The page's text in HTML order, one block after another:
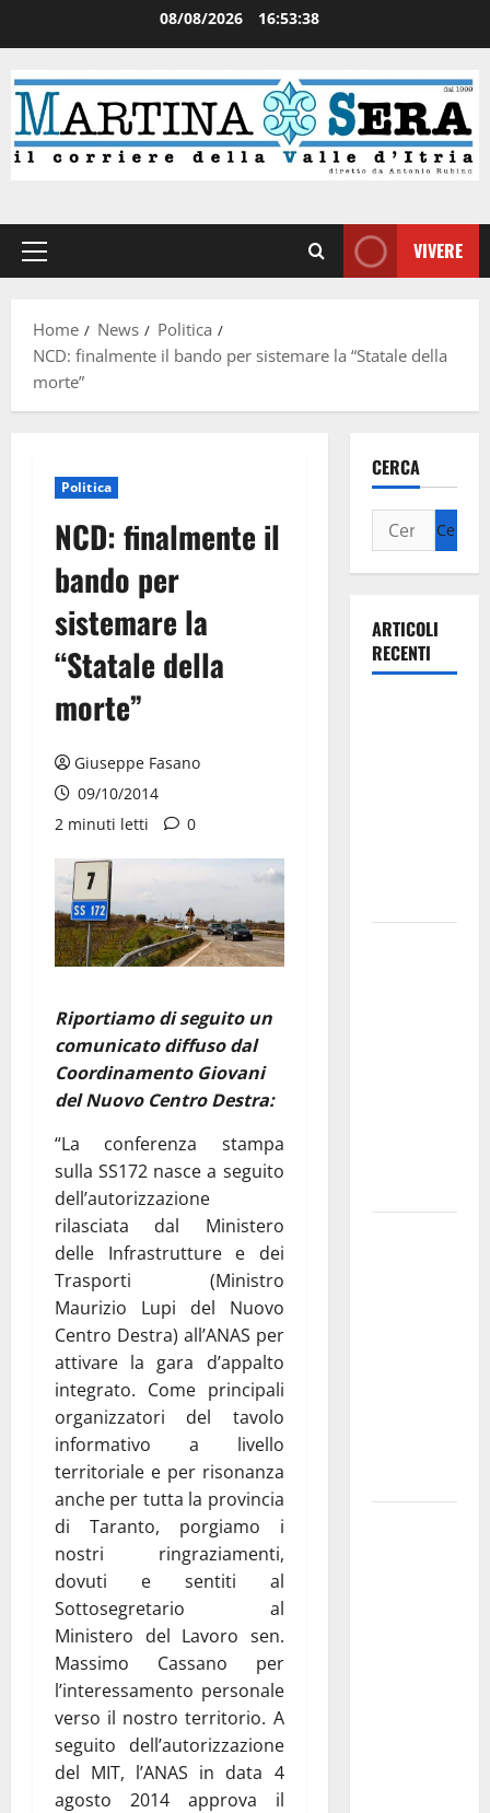
08/08/2026 16:53:38
VIVERE
Home News
Politica
NCD: finalmente il bando per sistemare la “Statale della
morte”
Politica
NCD: finalmente il
bando per
sistemare la
“Statale della
morte”
Giuseppe Fasano
09/10/2014
2 minuti letti
0
Riportiamo di seguito un
comunicato diffuso dal
Coordinamento Giovani
del Nuovo Centro Destra:
“La conferenza stampa
sulla SS172 nasce a seguito
dell’autorizzazione
rilasciata dal Ministero
delle Infrastrutture e dei
Trasporti (Ministro
Maurizio Lupi del Nuovo
Centro Destra) all’ANAS per
attivare la gara d’appalto
integrato. Come principali
organizzatori del tavolo
informativo a livello
territoriale e per risonanza
anche per tutta la provincia
di Taranto, porgiamo i
nostri ringraziamenti,
dovuti e sentiti al
Sottosegretario al
Ministero del Lavoro sen.
Massimo Cassano per
l’interessamento personale
verso il nostro territorio. A
seguito dell’autorizzazione
del MIT, l’ANAS in data 4
agosto 2014 approva il
CERCA
ARTICOLI
RECENTI